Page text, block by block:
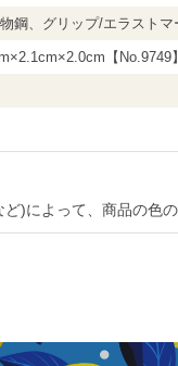
鋼、グリップ/エラスト
【
)によって、商品の色